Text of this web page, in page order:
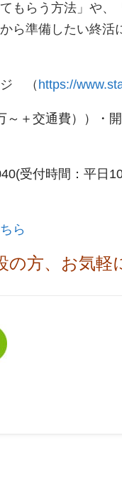
もらう方法」や
ら準備したい終
ジ （ https://
～＋交通費））・
受付時間：平日
ら
方、お気軽